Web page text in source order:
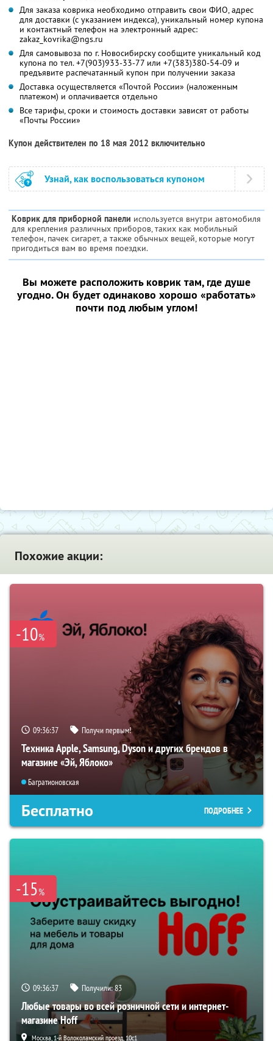
Для заказа коврика необходимо отправить свои ФИО, адрес
для доставки (с указанием индекса), уникальный номер купона
и контактный телефон на электронный адрес:
zakaz_kovrika@ngs.ru
Для самовывоза по г. Новосибирску сообщите уникальный код
купона по тел. +7(903)933-33-77 или +7(383)380-54-09 и
предъявите распечатанный купон при получении заказа
Доставка осуществляется «Почтой России» (наложенным
платежом) и оплачивается отдельно
Все тарифы, сроки и стоимость доставки зависят от работы
«Почты России»
Купон действителен по 18 мая 2012 включительно
Узнай, как воспользоваться купоном
Коврик для приборной панели используется внутри автомобиля
для крепления различных приборов, таких как мобильный
телефон, пачек сигарет, а также обычных вещей, которые могут
пригодиться вам во время поездки.
Вы можете расположить коврик там, где душе
угодно. Он будет одинаково хорошо «работать»
почти под любым углом!
Похожие акции:
-10%
09:36:37 Получи первым!
Техника Apple, Samsung, Dyson и других брендов в
магазине «Эй, Яблоко»
Багратионовская
Бесплатно ПОДРОБНЕЕ
-15%
09:36:37 Получили:83
Любые товары во всей розничной сети и интернет-
магазине Hoff
Москва, 1-й Волоколамский проезд, 10с1